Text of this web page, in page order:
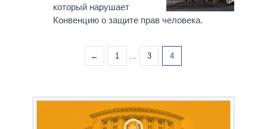
который нарушает
Конвенцию о защите прав человека.
← 1 ... 3 4